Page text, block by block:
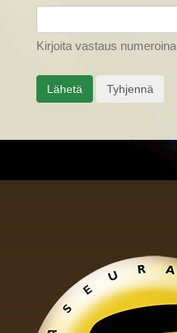
Kirjoita vastaus numeroina
Lähetä Tyhjennä